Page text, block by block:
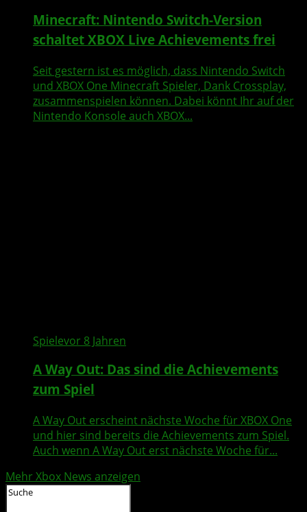
Minecraft: Nintendo Switch-Version
schaltet XBOX Live Achievements frei
Seit gestern ist es möglich, dass Nintendo Switch
und XBOX One Minecraft Spieler, Dank Crossplay,
zusammenspielen können. Dabei könnt Ihr auf der
Nintendo Konsole auch XBOX...
Spielevor 8 Jahren
A Way Out: Das sind die Achievements
zum Spiel
A Way Out erscheint nächste Woche für XBOX One
und hier sind bereits die Achievements zum Spiel.
Auch wenn A Way Out erst nächste Woche für...
Mehr Xbox News anzeigen